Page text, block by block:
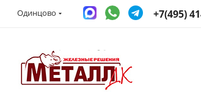
Одинцово +7(495)